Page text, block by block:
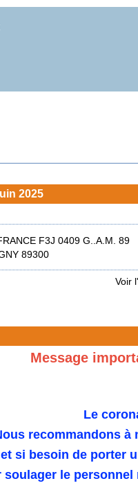
2025
F3J 0409 G..A.M. 89
89300
Voir
Message
Le
recommandons à
et si besoin de porter
soulager le